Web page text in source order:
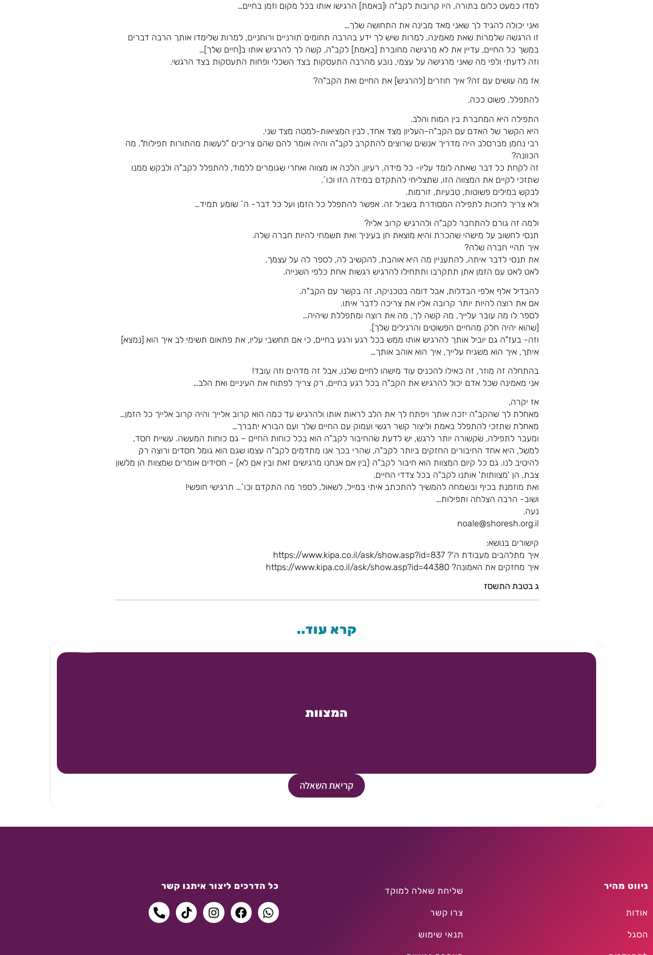
למדו כמעט כלום בתורה, היו קרובות לקב"ה ו[באמת] הרגישו אותו בכל מקום וזמן בחיים…
ואני יכולה להגיד לך שאני מאד מבינה את התחושה שלך…
זו הרגשה שלמרות שאת מאמינה, למרות שיש לך ידע בהרבה תחומים תורניים ורוחניים, למרות שלימדו אותך הרבה דברים
במשך כל החיים, עדיין את לא מרגישה מחוברת [באמת] לקב"ה, קשה לך להרגיש אותו ב[חיים שלך]…
וזה לדעתי ולפי מה שאני מרגישה על עצמי, נובע מהרבה התעסקות בצד השכלי ופחות התעסקות בצד הרגשי.
אז מה עושים עם זה? איך חוזרים [להרגיש] את החיים ואת הקב"ה?
להתפלל. פשוט ככה.
התפילה היא המחברת בין המוח והלב.
היא הקשר של האדם עם הקב"ה-העליון מצד אחד, לבין המציאות-למטה מצד שני.
רבי נחמן מברסלב היה מדריך אנשים שרוצים להתקרב לקב"ה והיה אומר להם שהם צריכים "לעשות מהתורות תפילות". מה
הכוונה?
זה לקחת כל דבר שאתה לומד עליו- כל מידה, רעיון, הלכה או מצווה ואחרי שגומרים ללמוד, להתפלל לקב"ה ולבקש ממנו
שתזכי לקיים את המצווה הזו, שתצליחי להתקדם במידה הזו וכו´.
לבקש במילים פשוטות, טבעיות, זורמות.
ולא צריך לחכות לתפילה המסודרת בשביל זה. אפשר להתפלל כל הזמן ועל כל דבר- ה´ שומע תמיד…
ולמה זה גורם להתחבר לקב"ה ולהרגיש קרוב אליו?
תנסי לחשוב על מישהי שהכרת והיא מוצאת חן בעיניך ואת תשמחי להיות חברה שלה.
איך תהיי חברה שלה?
את תנסי לדבר איתה, להתעניין מה היא אוהבת, להקשיב לה, לספר לה על עצמך.
לאט לאט עם הזמן אתן תתקרבו ותתחילו להרגיש רגשות אחת כלפי השנייה.
להבדיל אלף אלפי הבדלות, אבל דומה בטכניקה, זה בקשר עם הקב"ה.
אם את רוצה להיות יותר קרובה אליו את צריכה לדבר איתו.
לספר לו מה עובר עלייך, מה קשה לך, מה את רוצה ומתפללת שיהיה…
[שהוא יהיה חלק מהחיים הפשוטים והרגילים שלך].
וזה- בעז"ה גם יוביל אותך להרגיש אותו ממש בכל רגע ורגע בחיים, כי אם תחשבי עליו, את פתאום תשימי לב איך הוא [נמצא]
איתך, איך הוא משגיח עלייך, איך הוא אוהב אותך…
בהתחלה זה מוזר, זה כאילו להכניס עוד מישהו לחיים שלנו, אבל זה מדהים וזה עובד!
אני מאמינה שכל אדם יכול להרגיש את הקב"ה בכל רגע בחיים, רק צריך לפתוח את העיניים ואת הלב…
אז יקרה,
מאחלת לך שהקב"ה יזכה אותך ויפתח לך את הלב לראות אותו ולהרגיש עד כמה הוא קרוב אלייך והיה קרוב אלייך כל הזמן…
מאחלת שתזכי להתפלל באמת וליצור קשר רגשי ועמוק עם החיים שלך ועם הבורא יתברך…
ומעבר לתפילה, שקשורה יותר לרגש, יש לדעת שהחיבור לקב"ה הוא בכל כוחות החיים – גם כוחות המעשה. עשיית חסד,
למשל, היא אחד החיבורים החזקים ביותר לקב"ה, שהרי בכך אנו מתדמים לקב"ה עצמו שגם הוא גומל חסדים ורוצה רק
להיטיב לנו. גם כל קיום המצוות הוא חיבור לקב"ה (בין אם אנחנו מרגישים זאת ובין אם לא) – חסידים אומרים שמצוות הן מלשון
צבת, הן 'מצוותות' אותנו לקב"ה בכל צדדי החיים.
ואת מוזמנת בכיף ובשמחה להמשיך להתכתב איתי במייל, לשאול, לספר מה התקדם וכו´… תרגישי חופשי!
ושוב- הרבה הצלחה ותפילות…
נעה.
noale@shoresh.org.il
קישורים בנושא:
איך מתלהבים מעבודת ה'? https://www.kipa.co.il/ask/show.asp?id=837
איך מחזקים את האמונה? https://www.kipa.co.il/ask/show.asp?id=44380
ג בטבת התשסז
קרא עוד..
המצוות
קריאת השאלה
ניווט מהיר
אודות
הסגל
שליחת שאלה למוקד
צרו קשר
תנאי שימוש
כל הדרכים ליצור איתנו קשר